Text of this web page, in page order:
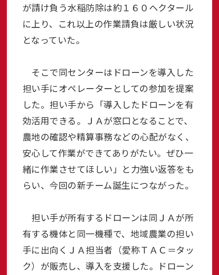
が請け負う水稲防除は約１６０ヘクタール
に上り、これ以上の作業請負は厳しい状況
となっていた。
そこで同センターはドローンを導入した
担い手にオペレーターとしての参加を提案
した。担い手から「導入したドローンを有
効活用できる。ＪＡが窓口となることで、
農地の確認や精算事務などの心配がなく、
安心して作業ができてありがたい。ぜひ一
緒に作業させてほしい」と力強い返答をも
らい、今回の新チーム誕生につながった。
担い手が所有するドローンは同ＪＡが所
有する機体と同一機種で、地域農業の担い
手に出向くＪＡ担当者（愛称ＴＡＣ＝タッ
ク）が販売し、導入を支援した。ドローン